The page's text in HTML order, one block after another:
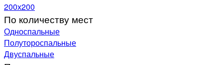
200х200
По количеству мест
Односпальные
Полутороспальные
Двуспальные